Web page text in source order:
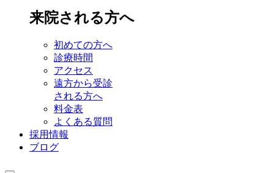
来院される方へ
初めての方へ
診療時間
アクセス
遠方から受診
される方へ
料金表
よくある質問
採用情報
ブログ